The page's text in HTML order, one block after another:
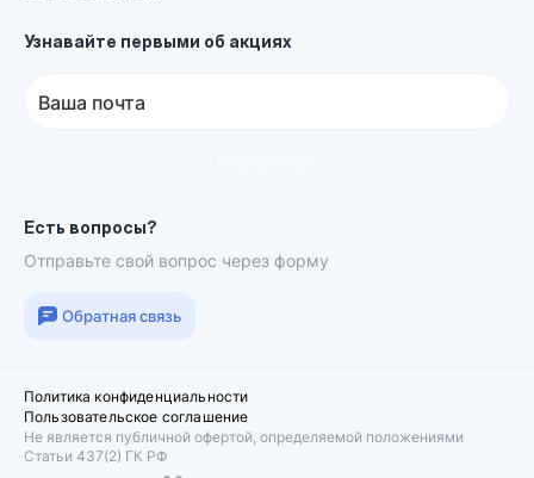
Узнавайте первыми об акциях
Ваша почта
Есть вопросы?
Отправьте свой вопрос через форму
Обратная связь
Политика конфиденциальности
Пользовательское соглашение
Не является публичной офертой, определяемой положениями
Статьи 437(2) ГК РФ